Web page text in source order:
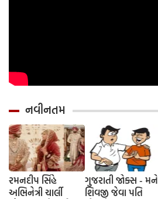
નવીનતમ
રમનદીપ સિંહે
અભિનેત્રી ચાર્લી
ગુજરાતી જોક્સ - મને
શિવજી જેવા પતિ